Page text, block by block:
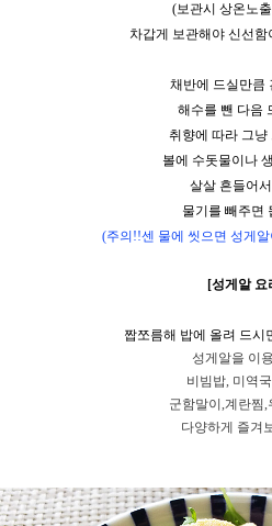
(보관시 상온노
차갑게 보관해야 신선
채반에 드실만큼
해수를 뺀 다음
취향에 따라 그냥
볼에 수돗물이나
살살 흔들어
물기를 빼주면
(주의!!센 물에 씻으면 성게
[성게알 요
짭쪼름해 밥에 올려 드시
성게알을 이
비빔밥, 미역
군함말이,계란찜,
다양하게 즐겨